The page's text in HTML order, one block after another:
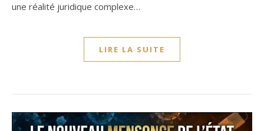
une réalité juridique complexe…
LIRE LA SUITE